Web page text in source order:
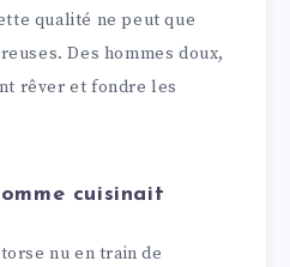
qualité ne peut que
Des hommes doux,
rêver et fondre les
cuisinait
nu en train de